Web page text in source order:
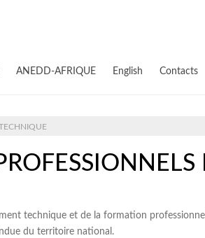
ANEDD-AFRIQUE English Contacts
technique et de la formation
du territoire national.